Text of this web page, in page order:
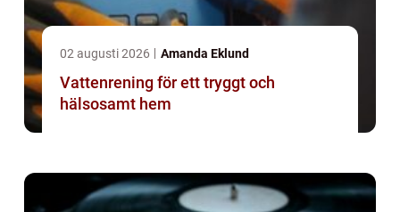
02 augusti 2026 Amanda Eklund
Vattenrening för ett tryggt och
hälsosamt hem